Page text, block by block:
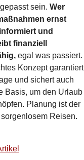
sein. Wer
ernst
und
finanziell
egal was passiert.
Konzept garantiert
und sichert auch
Basis, um den Urlaub
Planung ist der
Reisen.